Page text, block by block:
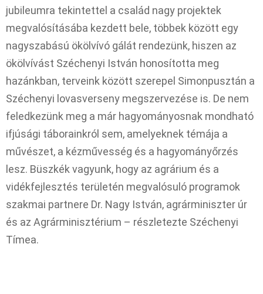
jubileumra tekintettel a család nagy projektek
megvalósításába kezdett bele, többek között egy
nagyszabású ökölvívó gálát rendezünk, hiszen az
ökölvívást Széchenyi István honosította meg
hazánkban, terveink között szerepel Simonpusztán a
Széchenyi lovasverseny megszervezése is. De nem
feledkezünk meg a már hagyományosnak mondható
ifjúsági táborainkról sem, amelyeknek témája a
művészet, a kézművesség és a hagyományőrzés
lesz. Büszkék vagyunk, hogy az agrárium és a
vidékfejlesztés területén megvalósuló programok
szakmai partnere Dr. Nagy István, agrárminiszter úr
és az Agrárminisztérium – részletezte Széchenyi
Tímea.